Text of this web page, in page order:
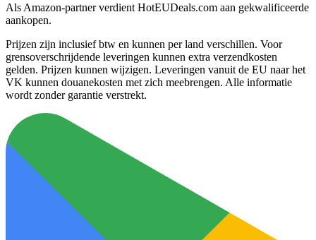
Als Amazon-partner verdient HotEUDeals.com aan gekwalificeerde
aankopen.
Prijzen zijn inclusief btw en kunnen per land verschillen. Voor
grensoverschrijdende leveringen kunnen extra verzendkosten
gelden. Prijzen kunnen wijzigen. Leveringen vanuit de EU naar het
VK kunnen douanekosten met zich meebrengen. Alle informatie
wordt zonder garantie verstrekt.